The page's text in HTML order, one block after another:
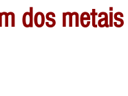
dos